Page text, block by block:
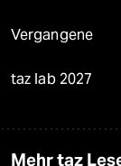
Vergangene
taz lab 2027
Mehr taz